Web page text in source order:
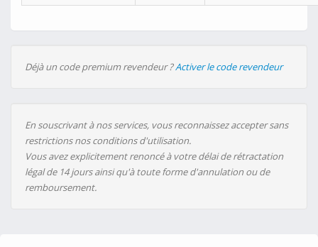
Déjà un code premium revendeur ?Activer le code revendeur
En souscrivant à nos services, vous reconnaissez accepter sans
restrictions nos conditions d'utilisation.
Vous avez explicitement renoncé à votre délai de rétractation
légal de 14 jours ainsi qu'à toute forme d'annulation ou de
remboursement.